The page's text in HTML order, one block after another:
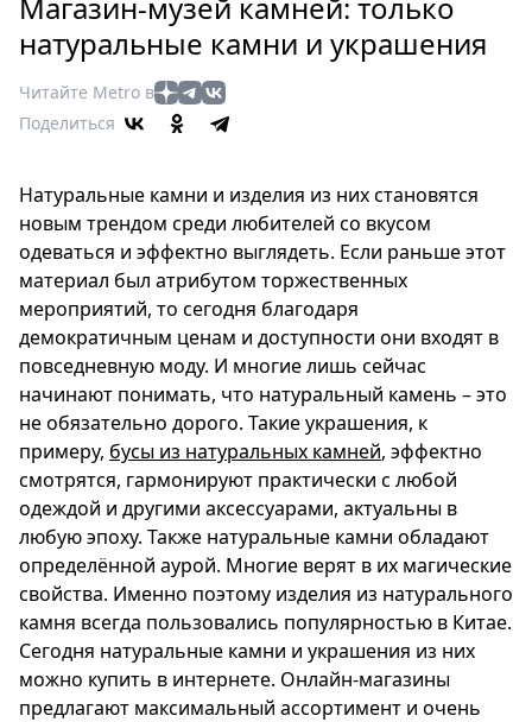
Россия
Здоровье
Еда
Мода
Театр
Кино
Афиша
Книги
Выставки
Пресс-
релизы
О
Metro
Стримы
Спецпроекты
Звезды
Выборы
2026
Скачай
Metro
натуральные камни и украшения
Читайте Metro в
Поделиться
Натуральные камни и изделия из них становятся
новым трендом среди любителей со вкусом
одеваться и эффектно выглядеть. Если раньше этот
материал был атрибутом торжественных
мероприятий, то сегодня благодаря
демократичным ценам и доступности они входят в
повседневную моду. И многие лишь сейчас
начинают понимать, что натуральный камень – это
не обязательно дорого. Такие украшения, к
примеру, бусы из натуральных камней, эффектно
смотрятся, гармонируют практически с любой
одеждой и другими аксессуарами, актуальны в
любую эпоху. Также натуральные камни обладают
определённой аурой. Многие верят в их магические
свойства. Именно поэтому изделия из натурального
камня всегда пользовались популярностью в Китае.
Сегодня натуральные камни и украшения из них
можно купить в интернете. Онлайн-магазины
предлагают максимальный ассортимент и очень